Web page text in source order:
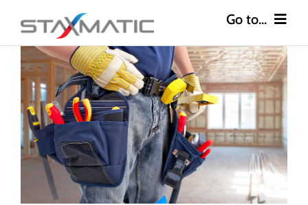
Go to...
Construction
Industries
Safety